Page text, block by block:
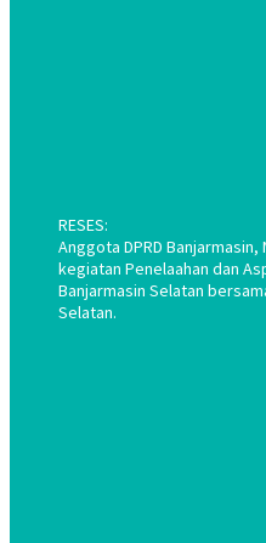
RESES:
Anggota DPRD
kegiatan Penelaahan dan
Banjarmasin Selatan
Selatan.